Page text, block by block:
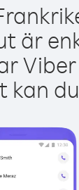
är
kan